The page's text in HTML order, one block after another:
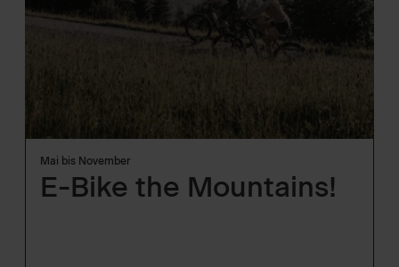
Mai bis November
E-Bike the Mountains!